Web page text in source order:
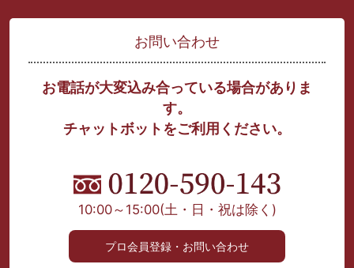
お問い合わせ
お電話が大変込み合っている場合がありま
す。
チャットボットをご利用ください。
10:00～15:00(土・日・祝は除く)
プロ会員登録・お問い合わせ